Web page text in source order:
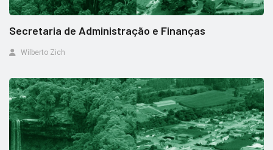
Secretaria de Administração e Finanças
Wilberto Zich